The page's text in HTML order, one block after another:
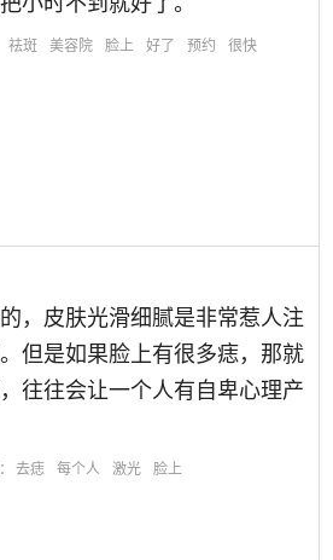
祛斑 美容院 脸上 好了 预约 很快
，皮肤光滑细腻是非常惹人注
但是如果脸上有很多痣，那就
往往会让一个人有自卑心理产
去痣 每个人 激光 脸上